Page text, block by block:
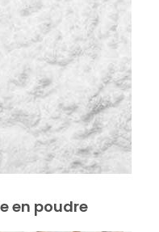
en poudre